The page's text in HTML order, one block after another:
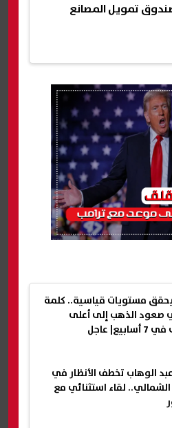
تمويل المصانع
عيار 21 يحقق مستويات قياسية.. كلمة
صعود الذهب إلى أعلى
عاجل
الوهاب تخطف الأنظار في
لقاء استثنائي مع